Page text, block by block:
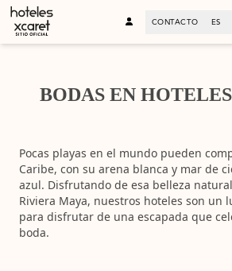
CONTACTO ES
BODAS EN
Pocas playas en el mundo pueden
Caribe, con su arena blanca y mar de
azul. Disfrutando de esa belleza
Riviera Maya, nuestros hoteles son un
para disfrutar de una escapada que
boda.